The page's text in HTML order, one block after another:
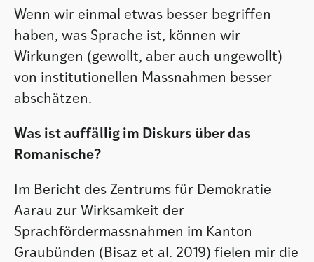
Wenn wir einmal etwas besser begriffen
haben, was Sprache ist, können wir
Wirkungen (gewollt, aber auch ungewollt)
von institutionellen Massnahmen besser
abschätzen.
Was ist auffällig im Diskurs über das
Romanische?
Im Bericht des Zentrums für Demokratie
Aarau zur Wirksamkeit der
Sprachfördermassnahmen im Kanton
Graubünden (Bisaz et al. 2019) fielen mir die